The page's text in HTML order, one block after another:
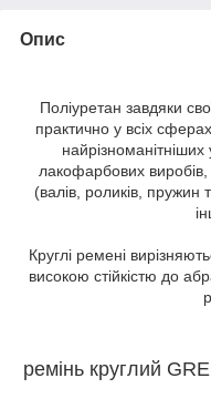
Опис
Поліуретан завдяки
практично у всіх
найрізноманітніших
лакофарбових
(валів, роликів, пружин
Круглі ремені
високою стійкістю до
ремінь круглий